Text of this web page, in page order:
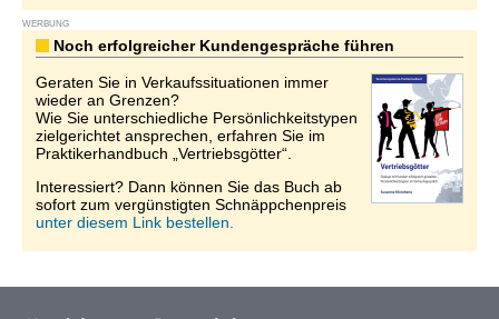
WERBUNG
Noch erfolgreicher Kundengespräche führen
Geraten Sie in Verkaufssituationen immer
wieder an Grenzen?
Wie Sie unterschiedliche Persönlichkeitstypen
zielgerichtet ansprechen, erfahren Sie im
Praktikerhandbuch „Vertriebsgötter“.
Interessiert? Dann können Sie das Buch ab
sofort zum vergünstigten Schnäppchenpreis
unter diesem Link bestellen.